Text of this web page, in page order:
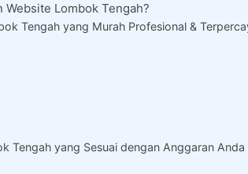
Website Lombok Tengah?
Tengah yang Murah Profesional &
Tengah yang Sesuai dengan Anggaran Anda